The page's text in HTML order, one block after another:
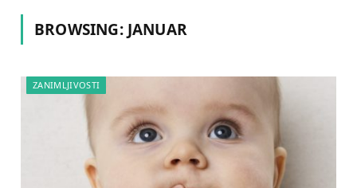
BROWSING: JANUAR
ZANIMLJIVOSTI